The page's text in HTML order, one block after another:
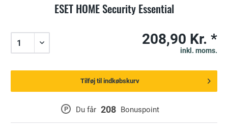
ESET HOME Security Essential
P Du får 208 Bonuspoint
208,90 Kr. *
inkl. moms.
Tilføj til indkøbskurv